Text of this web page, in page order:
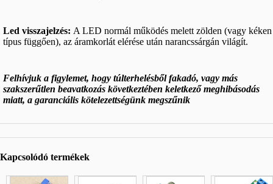
Led visszajelzés: A LED normál működés melett zölden (vagy kéken
típus függően), az áramkorlát elérése után narancssárgán világít.
Felhívjuk a figylemet, hogy túlterhelésből fakadó, vagy más
szakszerűtlen beavatkozás következtében keletkező meghibásodás
miatt, a garanciális kötelezettségünk megszűnik
Kapcsolódó termékek